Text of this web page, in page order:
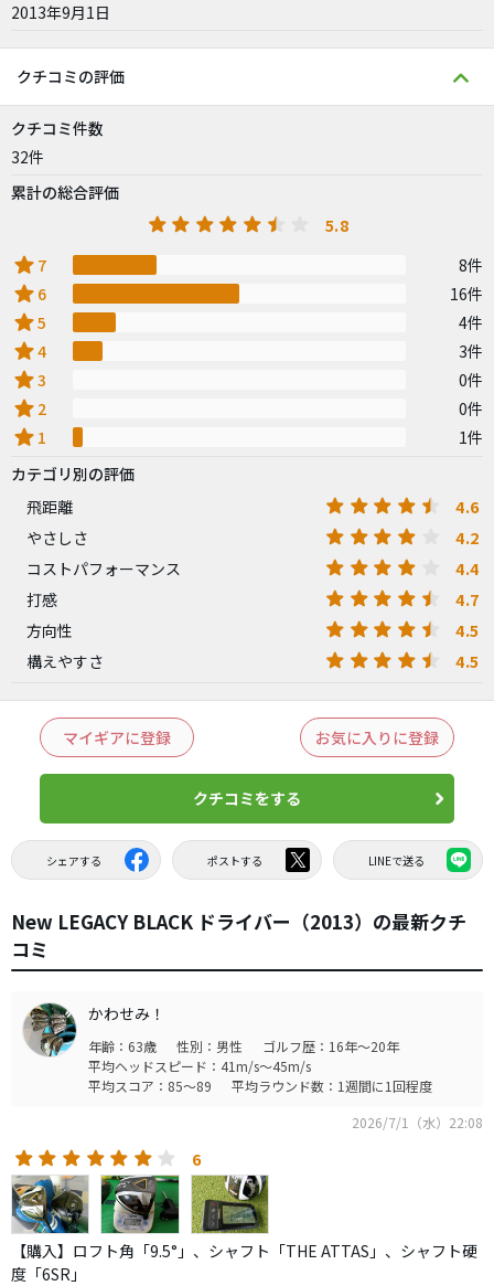
2013年9月1日
クチコミの評価
クチコミ件数
32件
累計の総合評価
5.8
star 7 8件
star 6 16件
star5 4件
star4 3件
star3 0件
star 2 0件
star 1
1件
カテゴリ別の評価
飛距離
4.6
やさしさ 4.2
コストパフォーマンス 4.4
打感 4.7
方向性 4.5
構えやすさ 4.5
マイギアに登録 お気に入りに登録
クチコミをする
シェアする ポストする LINEで送る
New LEGACY BLACK ドライバー（2013）の最新クチ
コミ
かわせみ！
年齢：63歳 性別：男性
ゴルフ歴：16年～20年
平均ヘッドスピード：41m/s～45m/s
平均スコア：85～89
平均ラウンド数：1週間に1回程度
2026/7/1（水）22:08
6
【購入】ロフト角「9.5°」、シャフト「THE ATTAS」、シャフト硬
度「6SR」